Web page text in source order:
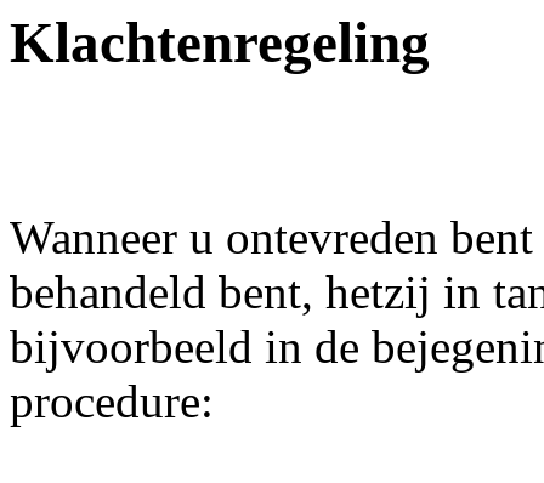
Klachtenregeling
Wanneer u ontevreden
behandeld bent, hetzij in
bijvoorbeeld in de
procedure: